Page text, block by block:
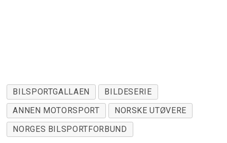
BILSPORTGALLAEN
BILDESERIE
ANNEN MOTORSPORT
NORSKE UTØVERE
NORGES BILSPORTFORBUND